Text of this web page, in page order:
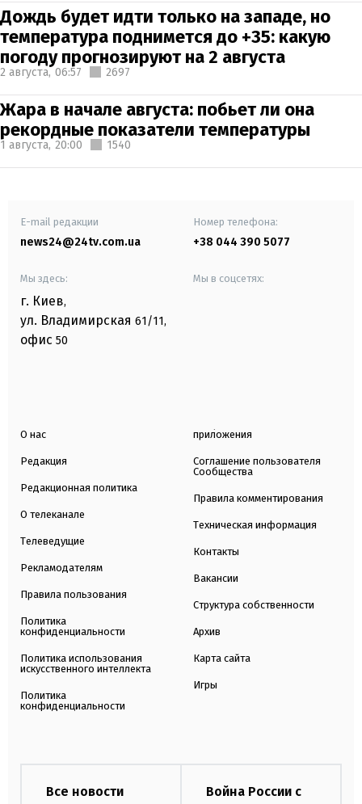
Дождь будет идти только на западе, но
температура поднимется до +35: какую
погоду прогнозируют на 2 августа
2 августа, 06:57 2697
Жара в начале августа: побьет ли она
рекордные показатели температуры
1 августа, 20:00 1540
E-mail редакции
news24@24tv.com.ua
Номер телефона:
+38 044 390 5077
Мы здесь:
г. Киев,
ул. Владимирская 61/11,
офис 50
Мы в соцсетях:
О нас
Редакция
Редакционная политика
О телеканале
Телеведущие
Рекламодателям
Правила пользования
Политика
конфиденциальности
Политика использования
искусственного интеллекта
Политика
конфиденциальности
приложения
Соглашение пользователя
Сообщества
Правила комментирования
Техническая информация
Контакты
Вакансии
Структура собственности
Архив
Карта сайта
Игры
Все новости
Война России с